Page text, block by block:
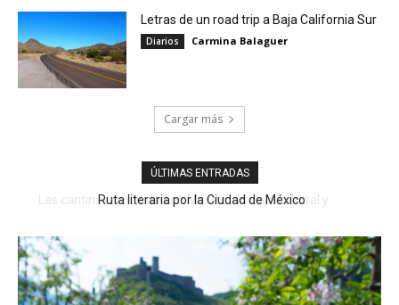
Letras de un road trip a Baja California Sur
Diarios Carmina Balaguer
Cargar más
ÚLTIMAS ENTRADAS
Ruta literaria por la Ciudad de México